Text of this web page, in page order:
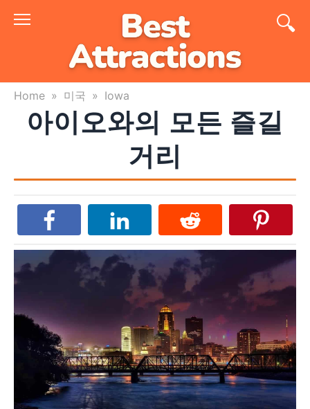
Skip
Home » 미국 » Iowa
아이오와의 모든 즐길
거리